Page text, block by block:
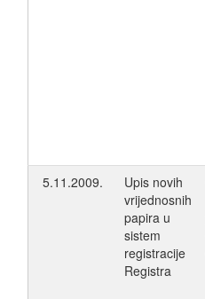
5.11.2009.
Upis novih
vrijednosnih
papira u
sistem
registracije
Registra